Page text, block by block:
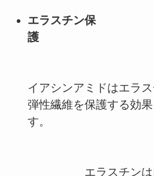
エラスチン保
護
イアシンアミドはエラ
弾性繊維を保護する効
す
エラスチンは肌